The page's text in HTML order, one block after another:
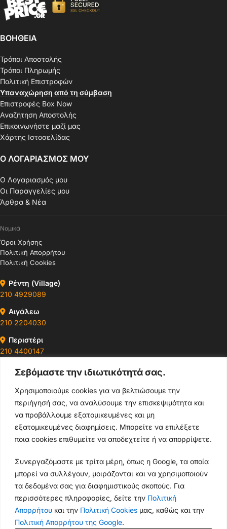
Σεβόμαστε την ιδιωτικότητά σας.
Χρησιμοποιούμε cookies για να βελτιώσουμε την
περιήγησή σας, να αναλύσουμε την επισκεψιμότητα και
να προβάλλουμε εξατομικευμένες και μη
εξατομικευμένες διαφημίσεις. Μπορείτε να επιλέξετε
ποια cookies επιθυμείτε να αποδεχτείτε ή να απορρίψετε.
Συνεργαζόμαστε με τρίτα μέρη, όπως η Google, τα οποία
μπορεί να συλλέγουν, μοιράζονται και να χρησιμοποιούν
τα δεδομένα σας για διαφημιστικούς σκοπούς. Για
περισσότερες πληροφορίες, δείτε την Πολιτική
Απορρήτου και την Πολιτική Cookies μας, καθώς και την
Πολιτική Απορρήτου της Google.
ΒΟΗΘΕΙΑ
Τρόποι Αποστολής
Τρόποι Πληρωμής
Πολιτική Επιστροφών
Υπαναχώρηση από τη σύμβαση
Επιστροφές Box Now
Αναζήτηση Αποστολής
Επικοινωνήστε μαζί μας
Χάρτης Ιστοσελίδας
Ο ΛΟΓΑΡΙΑΣΜΟΣ ΜΟΥ
Ο Λογαριασμός μου
Οι Παραγγελίες μου
Άρθρα & Νέα
Νομικά
Όροι Χρήσης
Πολιτική Απορρήτου
Πολιτική Cookies
Ρέντη (Village)
210 4929089
Αιγάλεω
210 2204030
Περιστέρι
210 4400147
Ωράρια & Διευθύνσεις →
210 4929089
Κεντρικό τηλέφωνο
info@thikishop.gr
Δευ - Σάβ: 10:00 - 21:00
ΔΩΡΕΑΝ ΑΠΟΣΤΟΛΗ
για παραγγελίες άνω των 35€
Copyright 2025 Powered by ThikiShop.